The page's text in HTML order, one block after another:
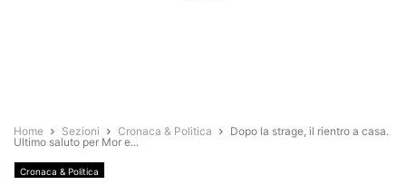
Home Sezioni Cronaca & Politica
Dopo la strage, il rientro a casa.
Ultimo saluto per Mor e...
Cronaca & Politica